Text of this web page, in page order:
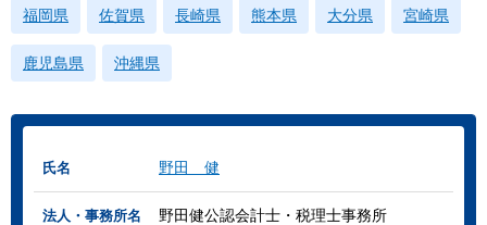
福岡県 佐賀県 長崎県 熊本県 大分県 宮崎県
鹿児島県 沖縄県
氏名 野田 健
法人・事務所名 野田健公認会計士・税理士事務所